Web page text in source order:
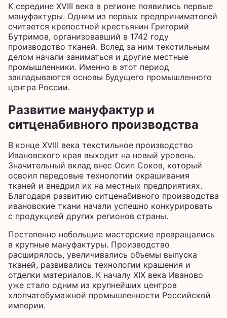
К середине XVIII века в регионе появились первые
мануфактуры. Одним из первых предпринимателей
считается крепостной крестьянин Григорий
Бутримов, организовавший в 1742 году
производство тканей. Вслед за ним текстильным
делом начали заниматься и другие местные
промышленники. Именно в этот период
закладываются основы будущего промышленного
центра России.
Развитие мануфактур и
ситценабивного производства
В конце XVIII века текстильное производство
Ивановского края выходит на новый уровень.
Значительный вклад внес Осип Соков, который
освоил передовые технологии окрашивания
тканей и внедрил их на местных предприятиях.
Благодаря развитию ситценабивного производства
ивановские ткани начали успешно конкурировать
с продукцией других регионов страны.
Постепенно небольшие мастерские превращались
в крупные мануфактуры. Производство
расширялось, увеличивались объемы выпуска
тканей, развивались технологии крашения и
отделки материалов. К началу XIX века Иваново
уже стало одним из крупнейших центров
хлопчатобумажной промышленности Российской
империи.